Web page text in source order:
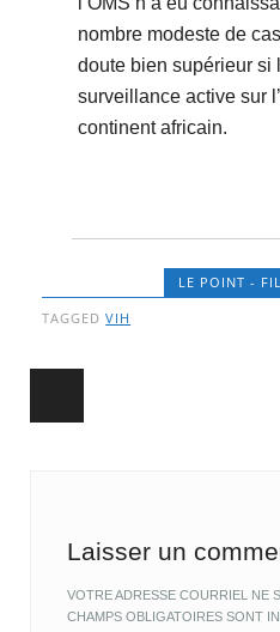
nombre modeste de
doute bien supérieur si
surveillance active sur
continent africain.
LE POINT -
TAGGEDVIH
Post navigation
Laisser un
VOTRE ADRESSE COURRIEL NE
CHAMPS OBLIGATOIRES SONT